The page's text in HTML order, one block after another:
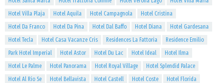
Hotel Villa Plaja
Hotel Aquila Hotel Campagnola
Hotel Cristina
Hotel Da Franco
Hotel Da Pina Hotel Dal Baffo Hotel Diana
Hotel Gardesana
Hotel Tecla
Hotel Casa Vacanze Cris Residences La Fattoria
Residence Emilio
Park Hotel Imperial
Hotel Astor Hotel Du Lac Hotel Ideal
Hotel Ilma
Hotel Le Palme
Hotel Panorama Hotel Royal Village
Hotel Splendid Palace
Hotel Al Rio Se
Hotel Bellavista Hotel Castell Hotel Coste
Hotel Florida